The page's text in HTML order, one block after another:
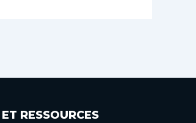
RESSOURCES